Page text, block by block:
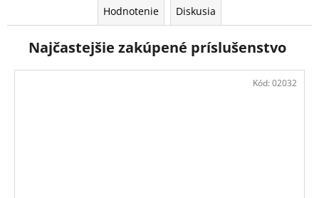
Hodnotenie Diskusia
Najčastejšie zakúpené príslušenstvo
Kód: 02032